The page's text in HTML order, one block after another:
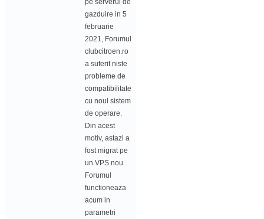
pe serverul de
gazduire in 5
februarie
2021, Forumul
clubcitroen.ro
a suferit niste
probleme de
compatibilitate
cu noul sistem
de operare.
Din acest
motiv, astazi a
fost migrat pe
un VPS nou.
Forumul
functioneaza
acum in
parametri